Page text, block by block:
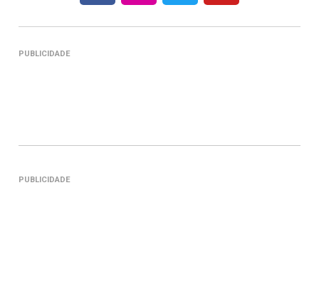
PUBLICIDADE
PUBLICIDADE